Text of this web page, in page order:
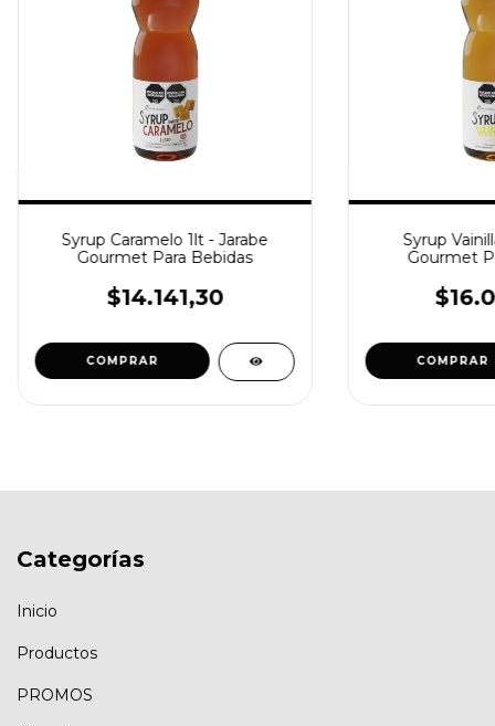
Syrup Caramelo 1lt - Jarabe
Gourmet Para Bebidas
$14.141,30
COMPRAR
Syrup
Gourmet
COMPRAR
Categorías
Inicio
Productos
PROMOS